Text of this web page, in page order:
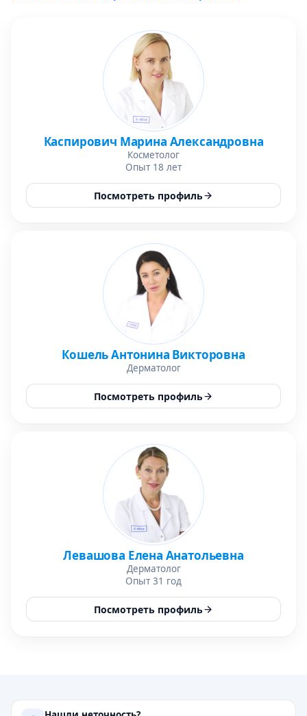
Каспирович Марина Александровна
Косметолог
Опыт 18 лет
Посмотреть профиль
Кошель Антонина Викторовна
Дерматолог
Посмотреть профиль
Левашова Елена Анатольевна
Дерматолог
Опыт 31 год
Посмотреть профиль